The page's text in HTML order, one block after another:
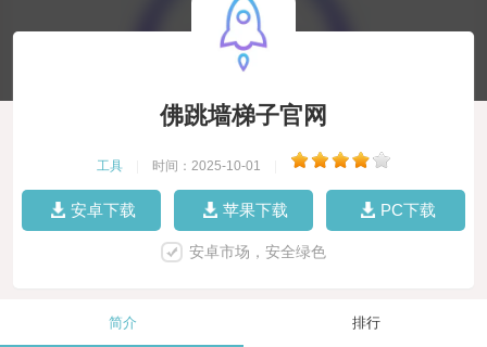
佛跳墙梯子官网
工具 时间：2025-10-01
安卓下载 苹果下载 PC下载
安卓市场，安全绿色
简介 排行